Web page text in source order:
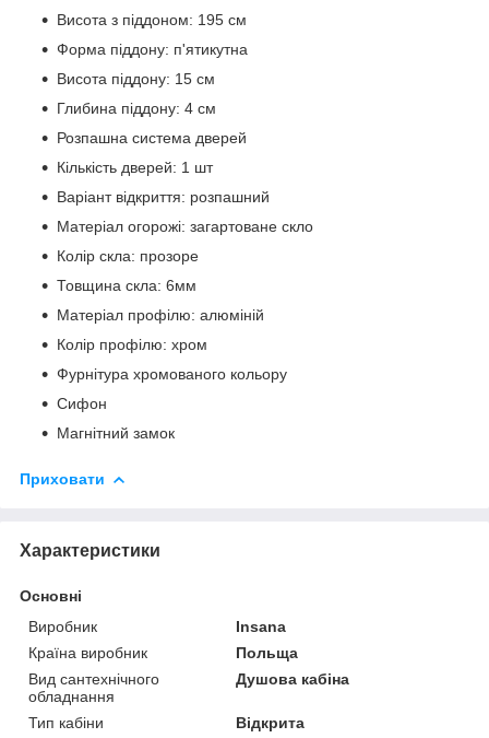
Висота з піддоном: 195 см
Форма піддону: п'ятикутна
Висота піддону: 15 см
Глибина піддону: 4 см
Розпашна система дверей
Кількість дверей: 1 шт
Варіант відкриття: розпашний
Матеріал огорожі: загартоване скло
Колір скла: прозоре
Товщина скла: 6мм
Матеріал профілю: алюміній
Колір профілю: хром
Фурнітура хромованого кольору
Сифон
Магнітний замок
Приховати
Характеристики
Основні
Виробник
Insana
Країна виробник
Польща
Вид сантехнічного
обладнання
Душова кабіна
Тип кабіни
Відкрита